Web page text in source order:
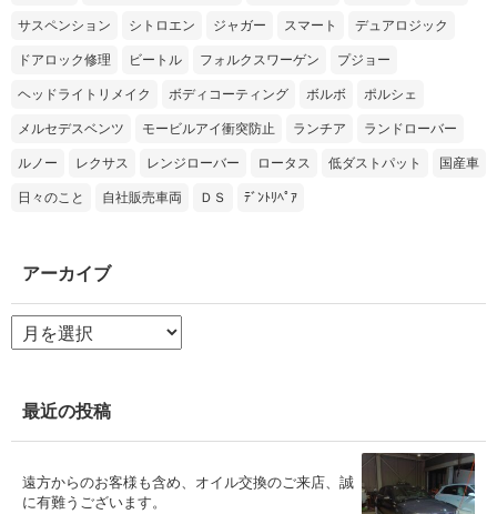
サスペンション シトロエン ジャガー スマート デュアロジック
ドアロック修理 ビートル フォルクスワーゲン プジョー
ヘッドライトリメイク ボディコーティング ボルボ ポルシェ
メルセデスベンツ モービルアイ衝突防止 ランチア ランドローバー
ルノー レクサス レンジローバー ロータス 低ダストパット 国産車
日々のこと 自社販売車両 ＤＳ ﾃﾞﾝﾄﾘﾍﾟｱ
アーカイブ
ア
ー
ブ
最近の投稿
遠方からのお客様も含め、オイル交換のご来店、誠
に有難うございます。